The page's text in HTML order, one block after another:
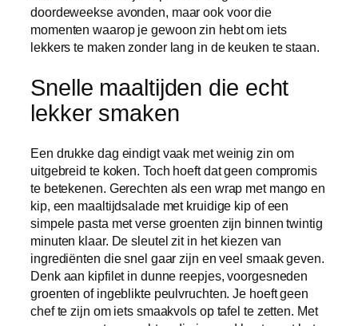
doordeweekse avonden, maar ook voor die
momenten waarop je gewoon zin hebt om iets
lekkers te maken zonder lang in de keuken te staan.
Snelle maaltijden die echt
lekker smaken
Een drukke dag eindigt vaak met weinig zin om
uitgebreid te koken. Toch hoeft dat geen compromis
te betekenen. Gerechten als een wrap met mango en
kip, een maaltijdsalade met kruidige kip of een
simpele pasta met verse groenten zijn binnen twintig
minuten klaar. De sleutel zit in het kiezen van
ingrediënten die snel gaar zijn en veel smaak geven.
Denk aan kipfilet in dunne reepjes, voorgesneden
groenten of ingeblikte peulvruchten. Je hoeft geen
chef te zijn om iets smaakvols op tafel te zetten. Met